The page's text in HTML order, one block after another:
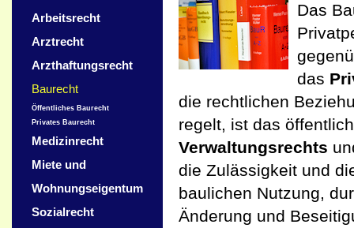
Arbeitsrecht
Arztrecht
Arzthaftungsrecht
Baurecht
Öffentliches Baurecht
Privates Baurecht
Medizinrecht
Miete und
Wohnungseigentum
Sozialrecht
Das
das
die rechtlichen
regelt, ist das
Verwaltungsrechts
die Zulässigkeit und
baulichen Nutzung,
Änderung und